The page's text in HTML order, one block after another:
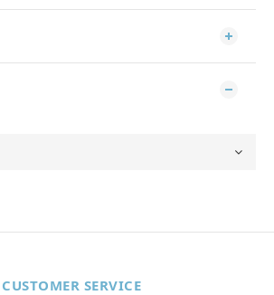
CUSTOMER SERVICE